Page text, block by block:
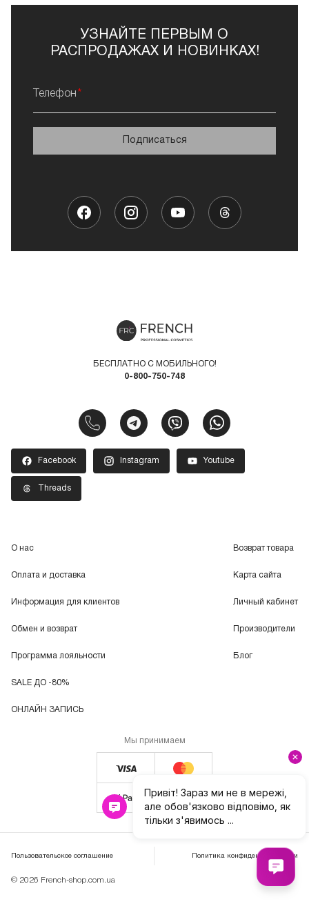
УЗНАЙТЕ ПЕРВЫМ О
РАСПРОДАЖАХ И НОВИНКАХ!
Телефон
Подписаться
БЕСПЛАТНО С МОБИЛЬНОГО!
0-800-750-748
Facebook Instagram Youtube
Threads
О нас
Оплата и доставка
Информация для клиентов
Обмен и возврат
Программа лояльности
SALE ДО -80%
ОНЛАЙН ЗАПИСЬ
Возврат товара
Карта сайта
Личный кабинет
Производители
Блог
Мы принимаем
© 2026 French-shop.com.ua
Пользовательское соглашение Политика конфиденциальности